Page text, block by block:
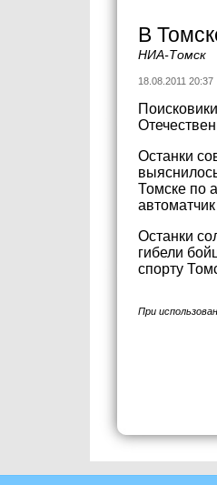
В
НИА-Томск
18.08.2011 20:37
Останки
Томске по
Останки
гибели
спорту
При